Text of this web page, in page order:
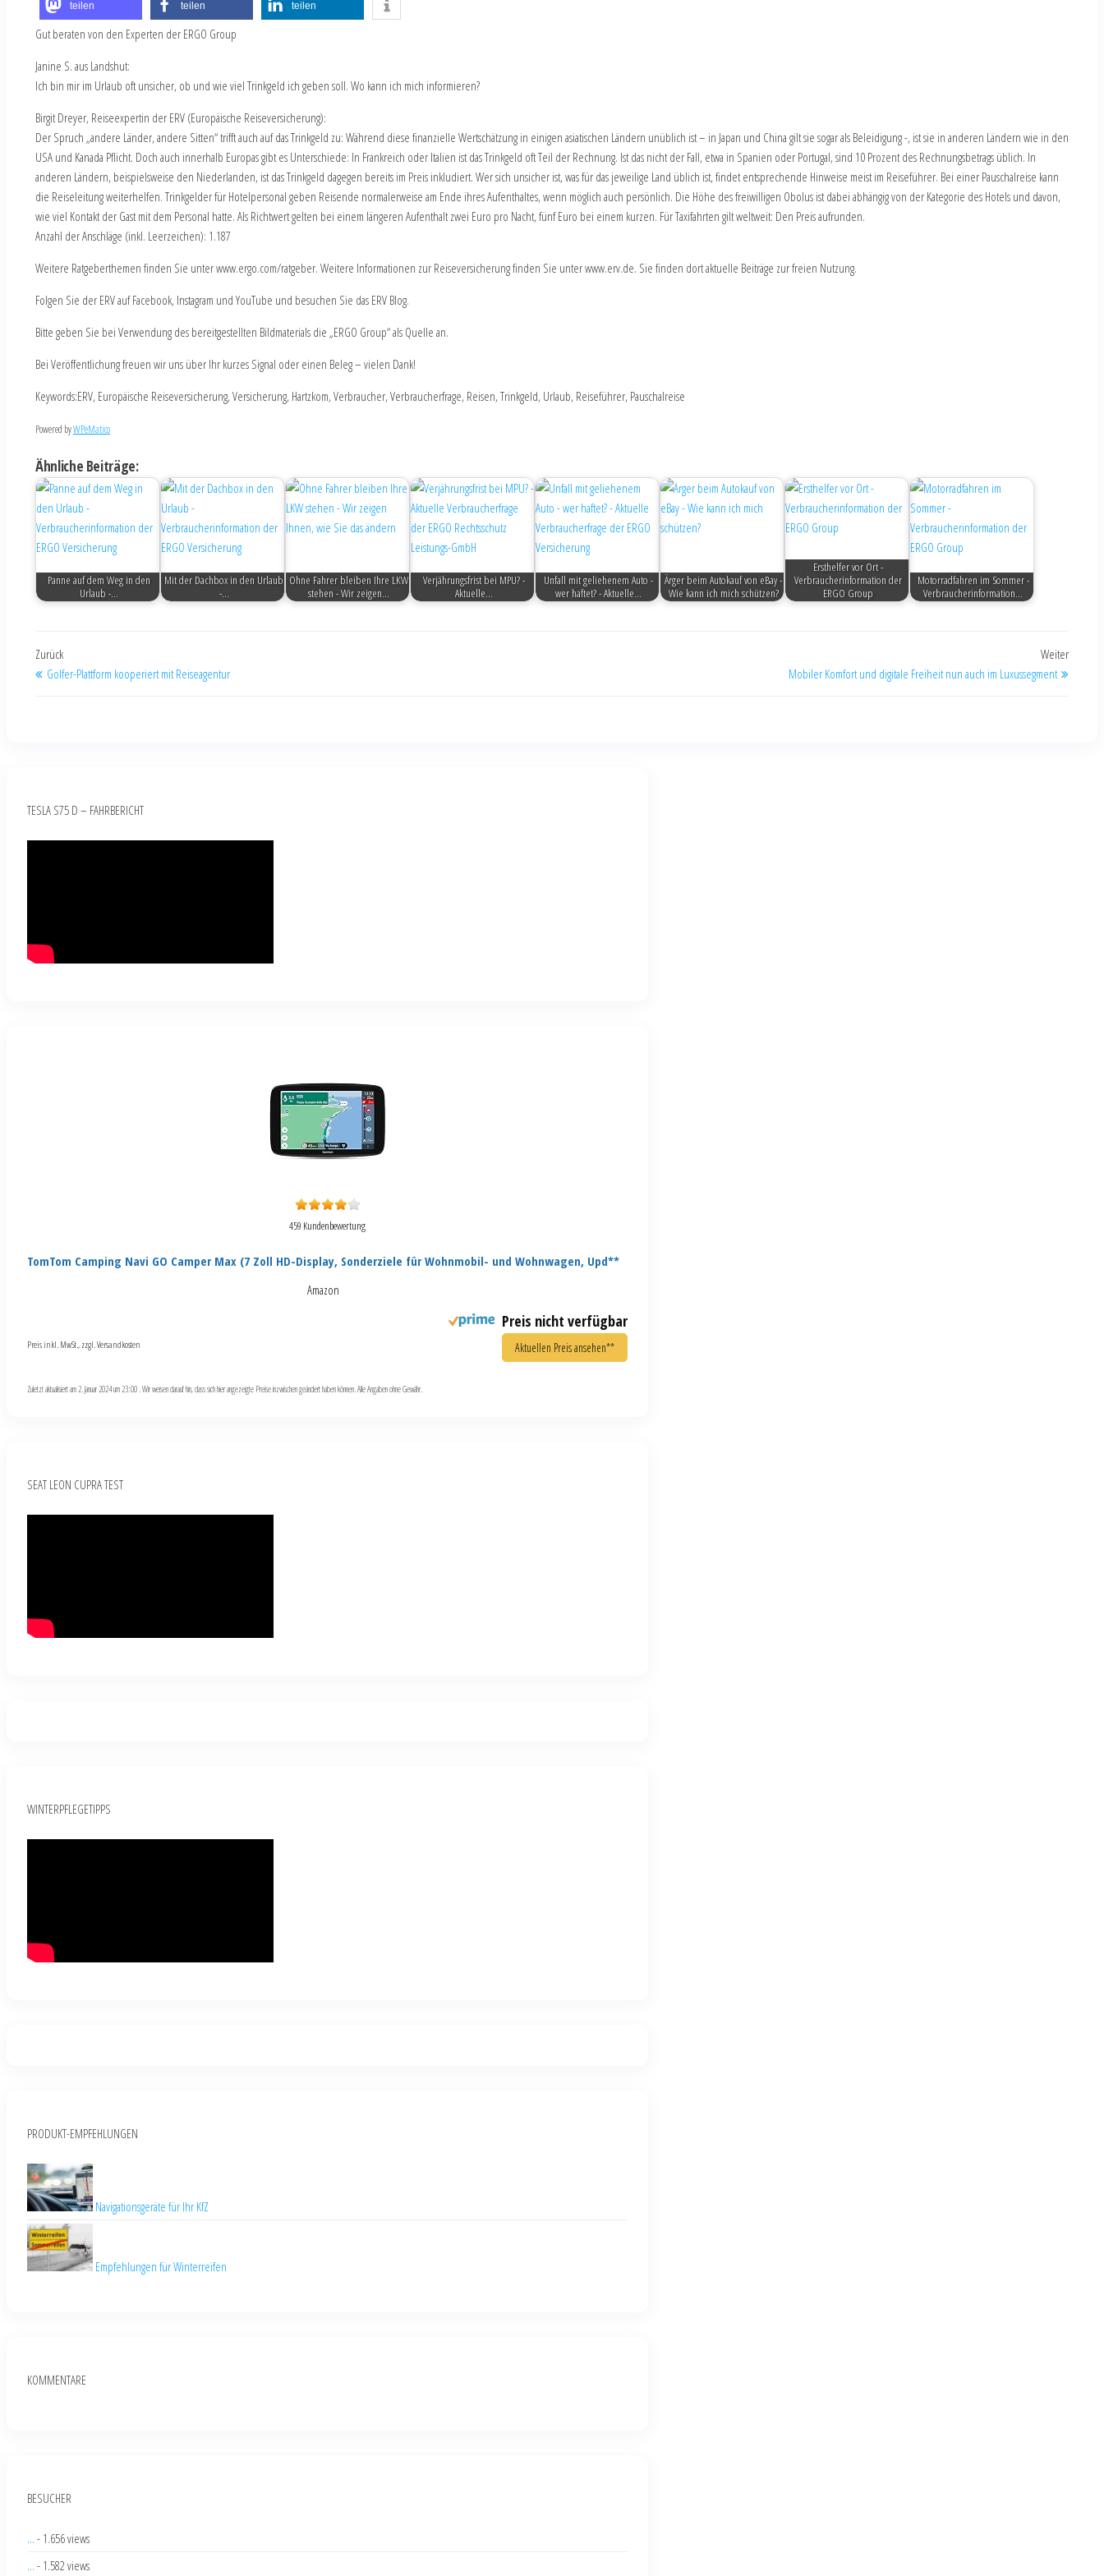
teilen teilen teilen
Gut beraten von den Experten der ERGO Group
Janine S. aus Landshut:
Ich bin mir im Urlaub oft unsicher, ob und wie viel Trinkgeld ich geben soll. Wo kann ich mich informieren?
Birgit Dreyer, Reiseexpertin der ERV (Europäische Reiseversicherung):
Der Spruch „andere Länder, andere Sitten“ trifft auch auf das Trinkgeld zu: Während diese finanzielle Wertschätzung in einigen asiatischen Ländern unüblich ist – in Japan und China gilt sie sogar als Beleidigung -, ist sie in anderen Ländern wie in den
USA und Kanada Pflicht. Doch auch innerhalb Europas gibt es Unterschiede: In Frankreich oder Italien ist das Trinkgeld oft Teil der Rechnung. Ist das nicht der Fall, etwa in Spanien oder Portugal, sind 10 Prozent des Rechnungsbetrags üblich. In
anderen Ländern, beispielsweise den Niederlanden, ist das Trinkgeld dagegen bereits im Preis inkludiert. Wer sich unsicher ist, was für das jeweilige Land üblich ist, findet entsprechende Hinweise meist im Reiseführer. Bei einer Pauschalreise kann
die Reiseleitung weiterhelfen. Trinkgelder für Hotelpersonal geben Reisende normalerweise am Ende ihres Aufenthaltes, wenn möglich auch persönlich. Die Höhe des freiwilligen Obolus ist dabei abhängig von der Kategorie des Hotels und davon,
wie viel Kontakt der Gast mit dem Personal hatte. Als Richtwert gelten bei einem längeren Aufenthalt zwei Euro pro Nacht, fünf Euro bei einem kurzen. Für Taxifahrten gilt weltweit: Den Preis aufrunden.
Anzahl der Anschläge (inkl. Leerzeichen): 1.187
Weitere Ratgeberthemen finden Sie unter www.ergo.com/ratgeber. Weitere Informationen zur Reiseversicherung finden Sie unter www.erv.de. Sie finden dort aktuelle Beiträge zur freien Nutzung.
Folgen Sie der ERV auf Facebook, Instagram und YouTube und besuchen Sie das ERV Blog.
Bitte geben Sie bei Verwendung des bereitgestellten Bildmaterials die „ERGO Group“ als Quelle an.
Bei Veröffentlichung freuen wir uns über Ihr kurzes Signal oder einen Beleg – vielen Dank!
Keywords:ERV, Europäische Reiseversicherung, Versicherung, Hartzkom, Verbraucher, Verbraucherfrage, Reisen, Trinkgeld, Urlaub, Reiseführer, Pauschalreise
Powered byWPeMatico
Ähnliche Beiträge:
Panne auf dem Weg in den
Urlaub -…
Mit der Dachbox in den Urlaub
-…
Ohne Fahrer bleiben Ihre LKW
stehen - Wir zeigen…
Verjährungsfrist bei MPU? -
Aktuelle…
Unfall mit geliehenem Auto -
wer haftet? - Aktuelle…
Ärger beim Autokauf von eBay -
Wie kann ich mich schützen?
Ersthelfer vor Ort -
Verbraucherinformation der
ERGO Group
Motorradfahren im Sommer -
Verbraucherinformation…
Zurück
Golfer-Plattform kooperiert mit Reiseagentur
Weiter
Mobiler Komfort und digitale Freiheit nun auch im Luxussegment
TESLA S75 D – FAHRBERICHT
459 Kundenbewertung
TomTom Camping Navi GO Camper Max (7 Zoll HD-Display, Sonderziele für Wohnmobil- und Wohnwagen, Upd**
Amazon
Preis nicht verfügbar
Aktuellen Preis ansehen**
Preis inkl. MwSt., zzgl. Versandkosten
Zuletzt aktualisiert am 2. Januar 2024 um 23:00 . Wir weisen darauf hin, dass sich hier angezeigte Preise inzwischen geändert haben können. Alle Angaben ohne Gewähr.
SEAT LEON CUPRA TEST
WINTERPFLEGETIPPS
PRODUKT-EMPFEHLUNGEN
Navigationsgeräte für Ihr KfZ
Empfehlungen für Winterreifen
KOMMENTARE
BESUCHER
... - 1.656 views
... - 1.582 views